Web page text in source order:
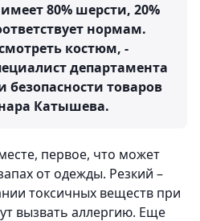
80% шерсти, 20%
нормам.
костюм, -
департамента
безопасности товаров
Катышева.
первое, что может
от одежды. Резкий –
токсичных веществ при
вызвать аллергию. Еще